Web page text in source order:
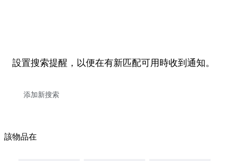
設置搜索提醒，以便在有新匹配可用時收到通知。
該物品在